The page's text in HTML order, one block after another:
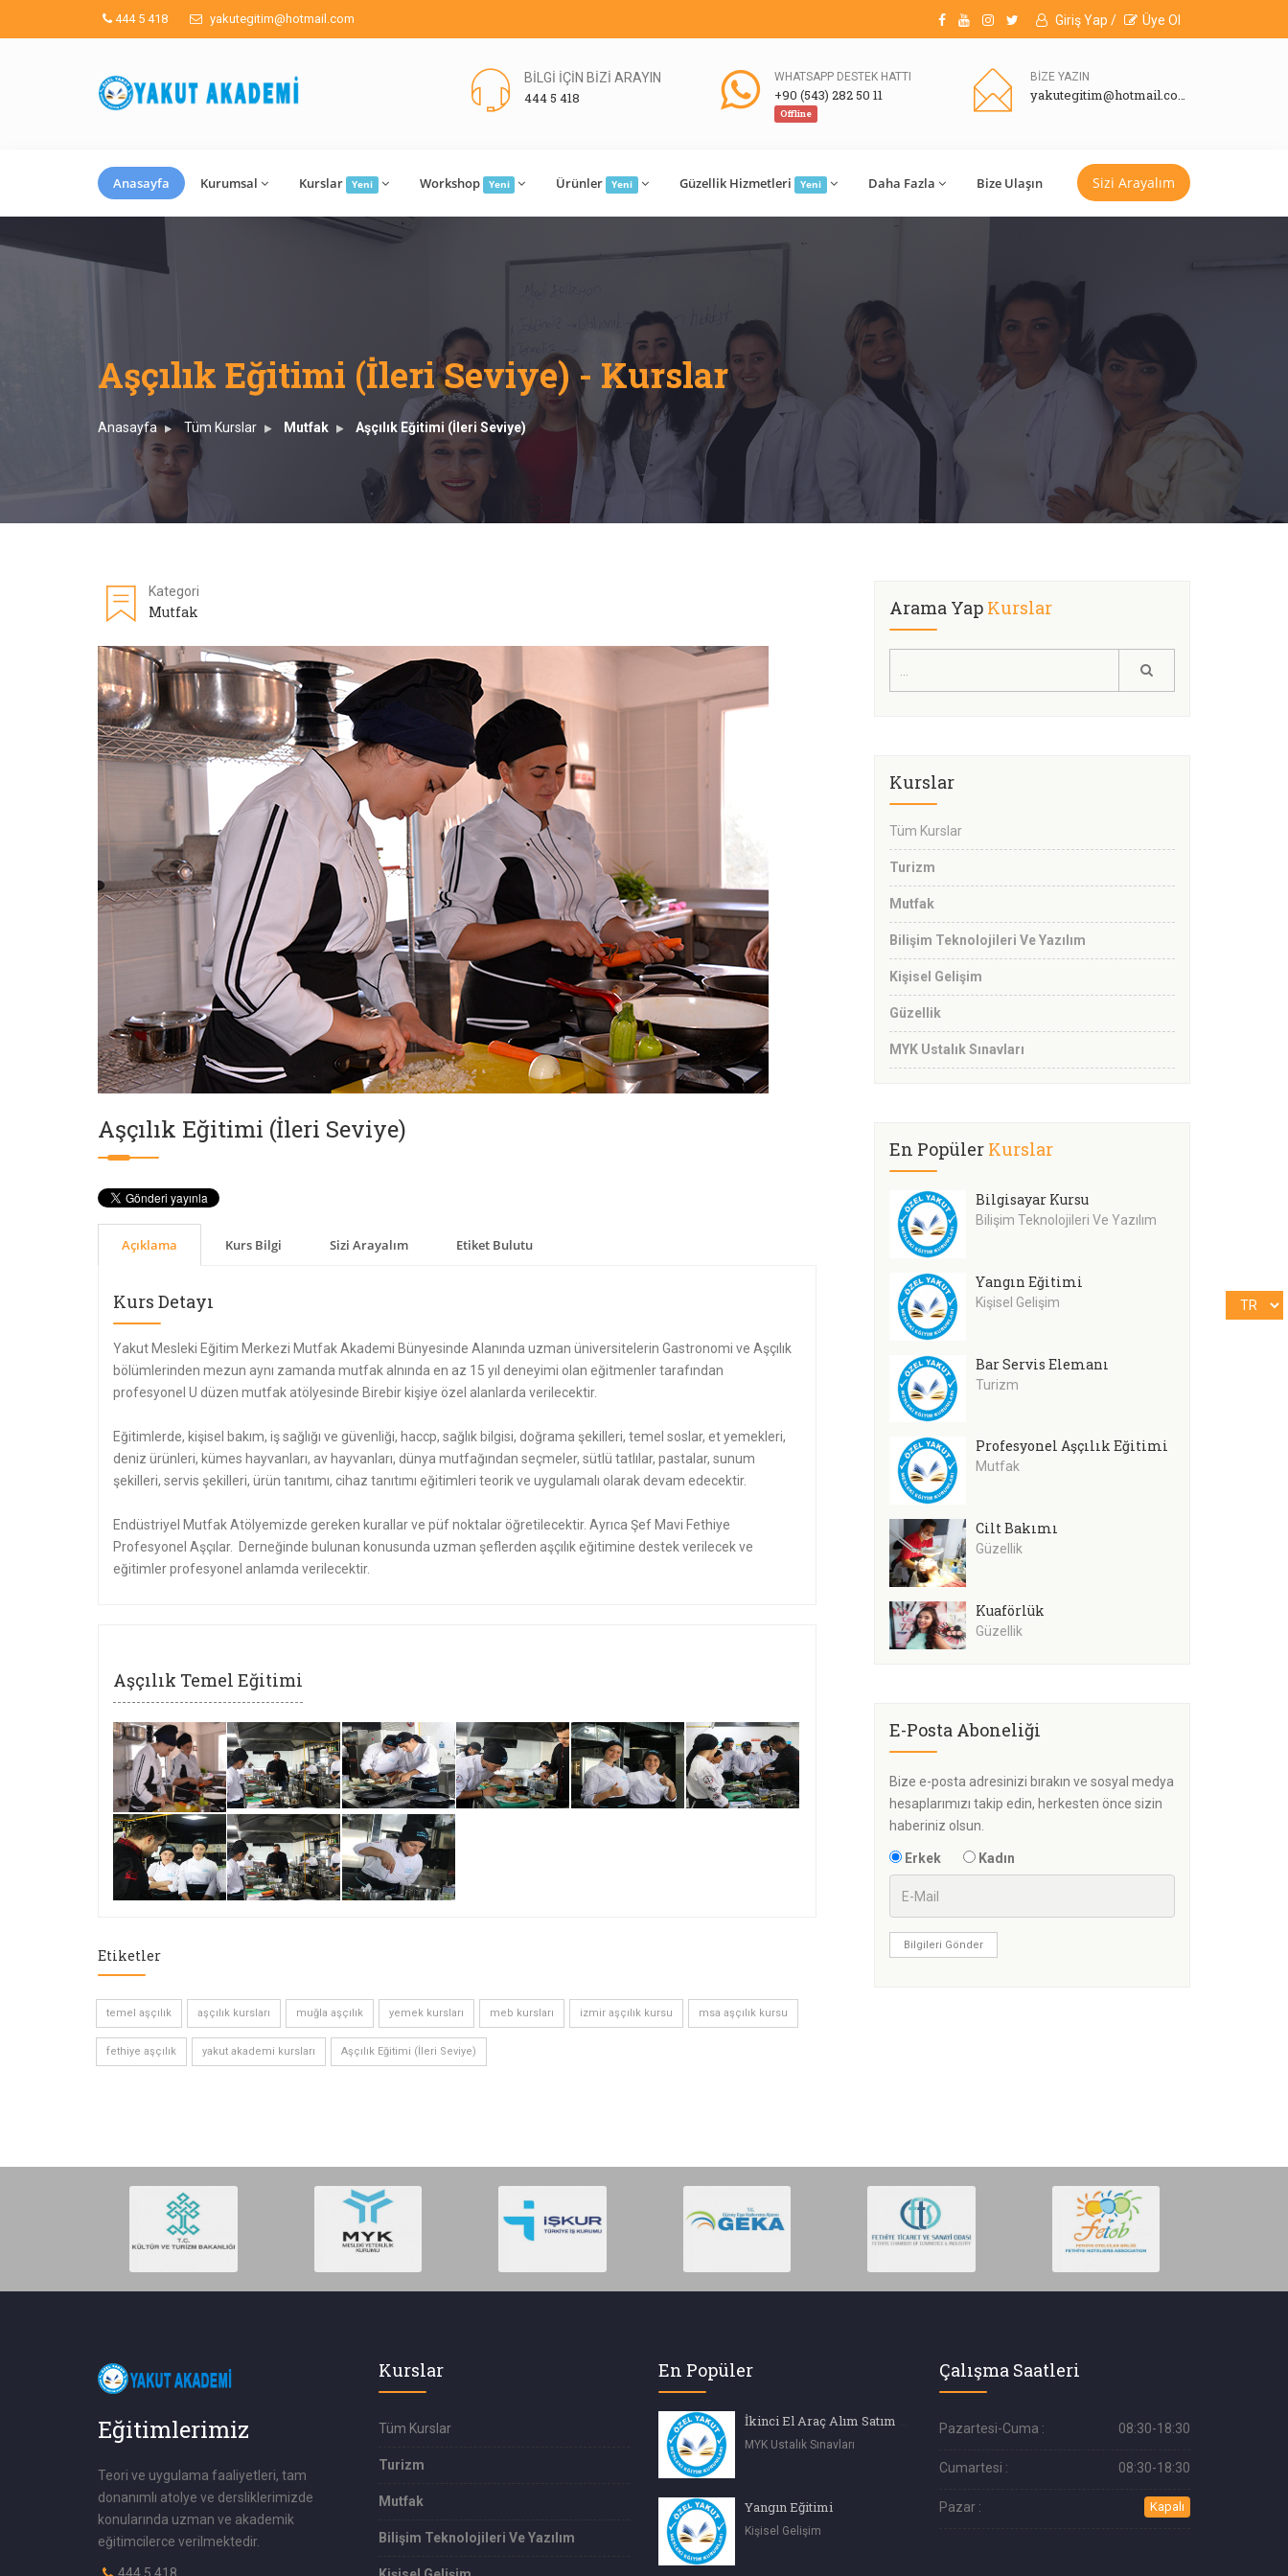
444 5 418 yakutegitim@hotmail.com Giriş Yap / Üye Ol
BİLGİ İÇİN BİZİ ARAYIN
444 5 418
WHATSAPP DESTEK HATTI
+90 (543) 282 50 11
Offline
BİZE YAZIN
yakutegitim@hotmail.com
Anasayfa Kurumsal Kurslar Yeni Workshop Yeni Ürünler Yeni Güzellik Hizmetleri Yeni Daha Fazla Bize Ulaşın Sizi Arayalım
Aşçılık Eğitimi (İleri Seviye) - Kurslar
Anasayfa Tüm Kurslar Mutfak Aşçılık Eğitimi (İleri Seviye)
Kategori
Mutfak
Aşçılık Eğitimi (İleri Seviye)
Açıklama Kurs Bilgi Sizi Arayalım Etiket Bulutu
Kurs Detayı
Yakut Mesleki Eğitim Merkezi Mutfak Akademi Bünyesinde Alanında uzman üniversitelerin Gastronomi ve Aşçılık
bölümlerinden mezun aynı zamanda mutfak alnında en az 15 yıl deneyimi olan eğitmenler tarafından
profesyonel U düzen mutfak atölyesinde Birebir kişiye özel alanlarda verilecektir.
Eğitimlerde, kişisel bakım, iş sağlığı ve güvenliği, haccp, sağlık bilgisi, doğrama şekilleri, temel soslar, et yemekleri,
deniz ürünleri, kümes hayvanları, av hayvanları, dünya mutfağından seçmeler, sütlü tatlılar, pastalar, sunum
şekilleri, servis şekilleri, ürün tanıtımı, cihaz tanıtımı eğitimleri teorik ve uygulamalı olarak devam edecektir.
Endüstriyel Mutfak Atölyemizde gereken kurallar ve püf noktalar öğretilecektir. Ayrıca Şef Mavi Fethiye
Profesyonel Aşçılar. Derneğinde bulunan konusunda uzman şeflerden aşçılık eğitimine destek verilecek ve
eğitimler profesyonel anlamda verilecektir.
Aşçılık Temel Eğitimi
Etiketler
temel aşçılık aşçılık kursları muğla aşçılık yemek kursları meb kursları izmir aşçılık kursu msa aşçılık kursu
fethiye aşçılık yakut akademi kursları Aşçılık Eğitimi (İleri Seviye)
Arama Yap Kurslar
Kurslar
Tüm Kurslar
Turizm
Mutfak
Bilişim Teknolojileri Ve Yazılım
Kişisel Gelişim
Güzellik
MYK Ustalık Sınavları
En Popüler Kurslar
Bilgisayar Kursu
Bilişim Teknolojileri Ve Yazılım
Yangın Eğitimi
Kişisel Gelişim
Bar Servis Elemanı
Turizm
Profesyonel Aşçılık Eğitimi
Mutfak
Cilt Bakımı
Güzellik
Kuaförlük
Güzellik
E-Posta Aboneliği
Bize e-posta adresinizi bırakın ve sosyal medya
hesaplarımızı takip edin, herkesten önce sizin
haberiniz olsun.
Erkek Kadın
Bilgileri Gönder
Eğitimlerimiz
Teori ve uygulama faaliyetleri, tam
donanımlı atolye ve dersliklerimizde
konularında uzman ve akademik
eğitimcilerce verilmektedir.
444 5 418
Kurslar
Tüm Kurslar
Turizm
Mutfak
Bilişim Teknolojileri Ve Yazılım
En Popüler
MYK Ustalık Sınavları
Yangın Eğitimi
Kişisel Gelişim
Çalışma Saatleri
Pazartesi-Cuma : 08:30-18:30
Cumartesi : 08:30-18:30
Pazar : Kapalı